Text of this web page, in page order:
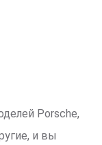
Porsche,
и вы